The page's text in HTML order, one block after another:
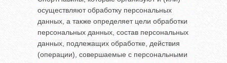
осуществляют обработку персональных
данных, а также определяет цели обработки
персональных данных, состав персональных
данных, подлежащих обработке, действия
(операции), совершаемые с персональными